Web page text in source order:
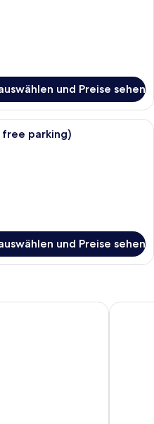
und Preise sehen
Ein modernes Wohnzimmer mit
free parking)
und Preise sehen
Bastion